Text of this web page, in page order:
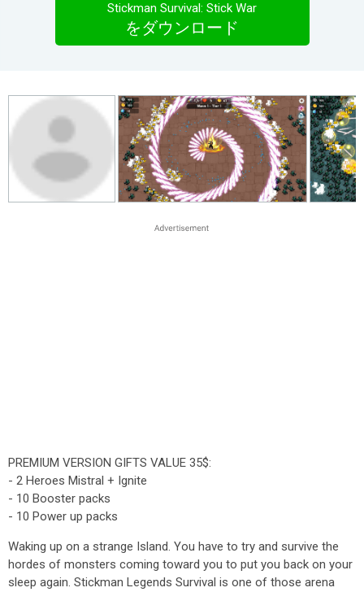
Stickman Survival: Stick War
をダウンロード
PREMIUM VERSION GIFTS VALUE 35$:
- 2 Heroes Mistral + Ignite
- 10 Booster packs
- 10 Power up packs
Waking up on a strange Island. You have to try and survive the
hordes of monsters coming toward you to put you back on your
sleep again. Stickman Legends Survival is one of those arena